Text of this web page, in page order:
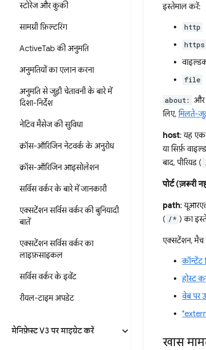
स्टोरेज और कुकी
सामग्री फ़िल्टरिंग
ActiveTab की अनुमति
अनुमतियों का एलान करना
अनुमति से जुड़ी चेतावनी के बारे में
दिशा-निर्देश
नेटिव मैसेज की सुविधा
क्रॉस-ऑरिजिन नेटवर्क के अनुरोध
क्रॉस-ऑरिजिन आइसोलेशन
सर्विस वर्कर के बारे में जानकारी
एक्सटेंशन सर्विस वर्कर की बुनियादी
बातें
एक्सटेंशन सर्विस वर्कर का
लाइफ़साइकल
सर्विस वर्कर के इवेंट
रीयल-टाइम अपडेट
मेनिफ़ेस्ट V3 पर माइग्रेट करें
इस्तेमाल करें:
http
https
file
about: और
लिए, मिलते-
host: यह एक
या सिर्फ़
बाद, पीरियड ( .
पोर्ट (ज़रूरी
path:
( /* ) का
एक्सटेंशन, मैच
कॉन्टेंट
होस्ट
वेब पर
खास